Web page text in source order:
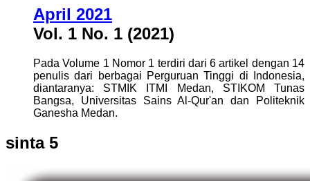
April 2021
Vol. 1 No. 1 (2021)
Pada Volume 1 Nomor 1 terdiri dari 6 artikel dengan 14
penulis dari berbagai Perguruan Tinggi di Indonesia,
diantaranya: STMIK ITMI Medan, STIKOM Tunas
Bangsa, Universitas Sains Al-Qur'an dan Politeknik
Ganesha Medan.
sinta 5